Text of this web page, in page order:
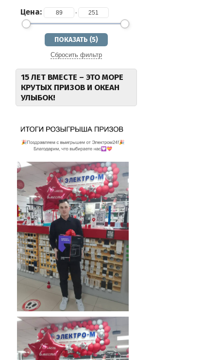
Цена: -
Сбросить фильтр
15 ЛЕТ ВМЕСТЕ – ЭТО МОРЕ
КРУТЫХ ПРИЗОВ И ОКЕАН
УЛЫБОК!